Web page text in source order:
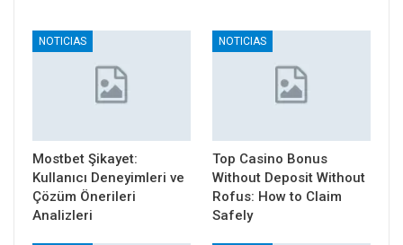
NOTICIAS
Mostbet Şikayet:
Kullanıcı Deneyimleri ve
Çözüm Önerileri
Analizleri
NOTICIAS
Top Casino Bonus
Without Deposit Without
Rofus: How to Claim
Safely